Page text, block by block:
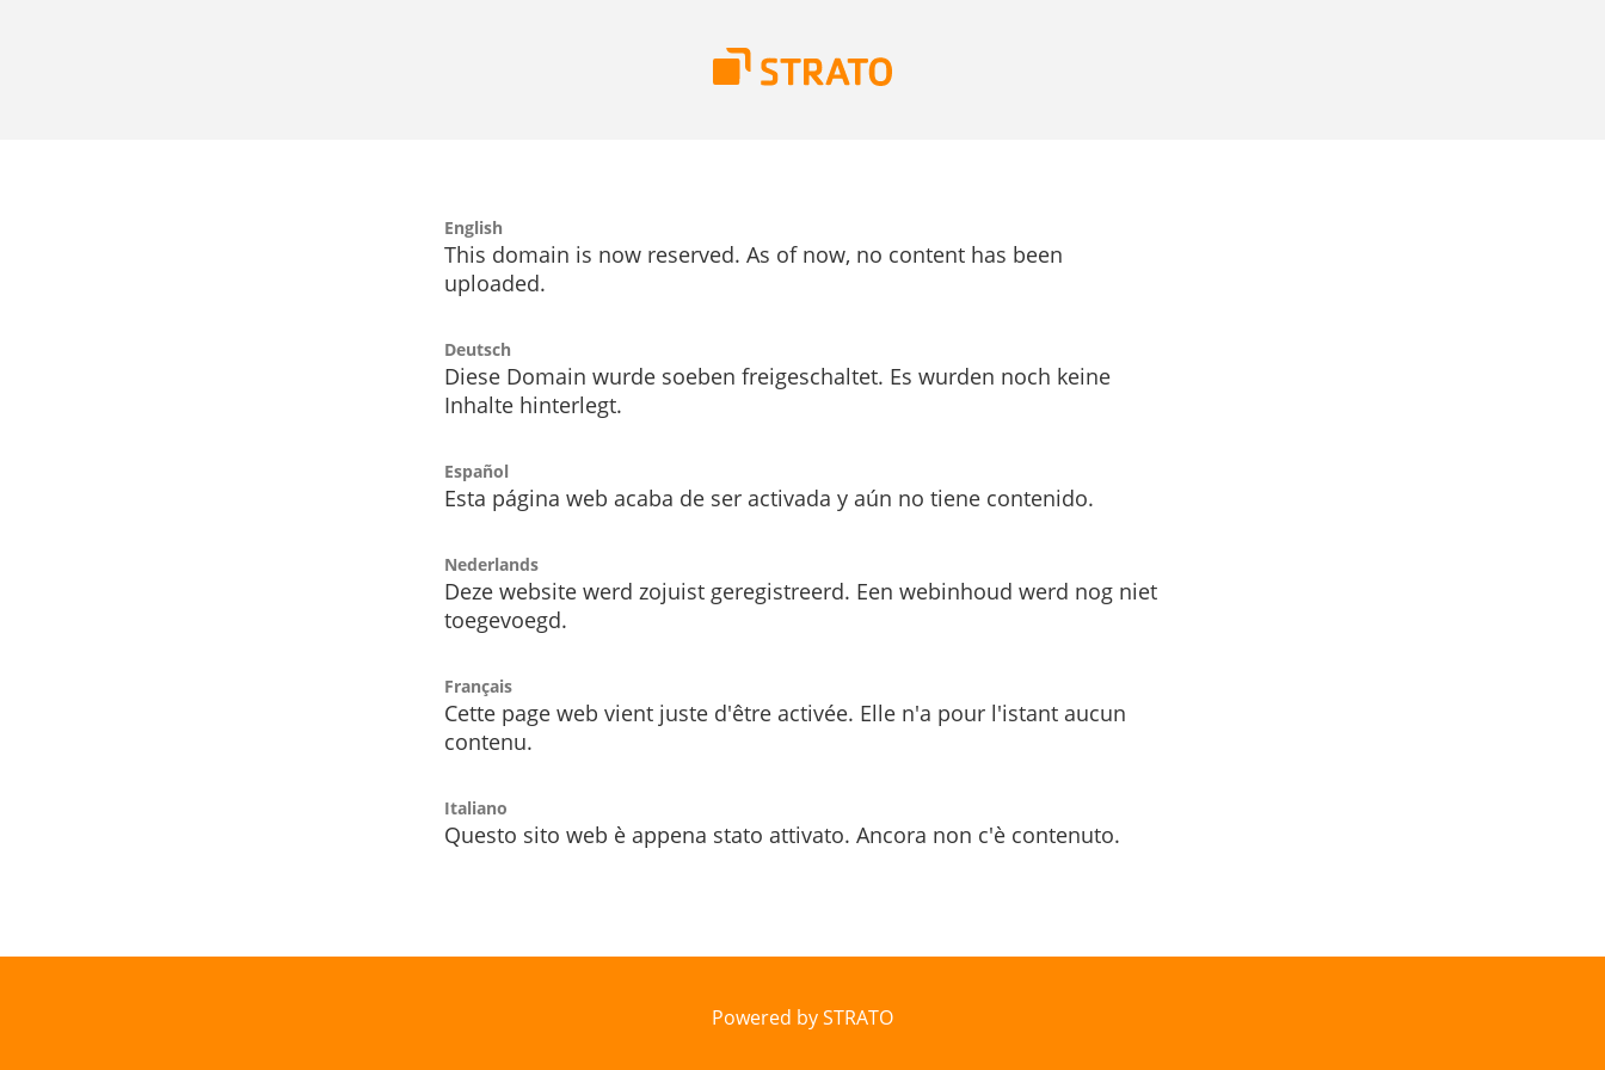
English
This domain is now reserved. As of now, no content has been
uploaded.
Deutsch
Diese Domain wurde soeben freigeschaltet. Es wurden noch keine
Inhalte hinterlegt.
Español
Esta página web acaba de ser activada y aún no tiene contenido.
Nederlands
Deze website werd zojuist geregistreerd. Een webinhoud werd nog niet
toegevoegd.
Français
Cette page web vient juste d'être activée. Elle n'a pour l'istant aucun
contenu.
Italiano
Questo sito web è appena stato attivato. Ancora non c'è contenuto.
Powered by STRATO